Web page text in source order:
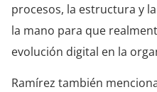
procesos, la estructura y
la mano para que
evolución digital en la
Ramírez también